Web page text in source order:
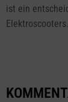
ist ein
Elektroscooters.